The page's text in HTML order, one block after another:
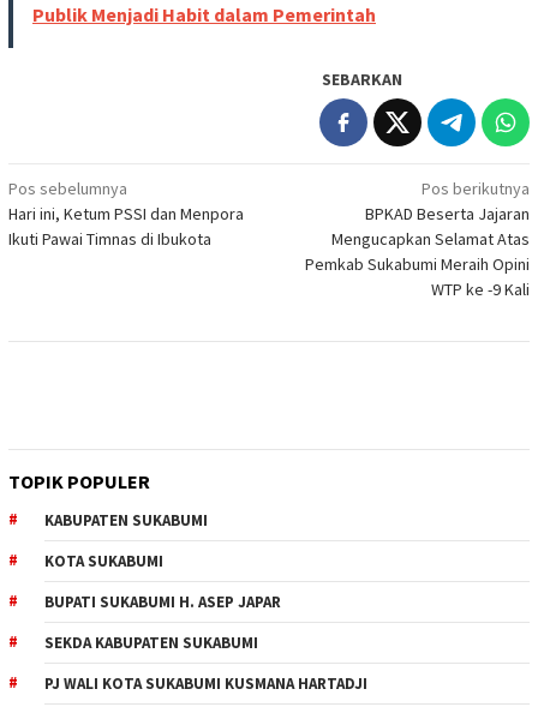
Publik Menjadi Habit dalam Pemerintah
SEBARKAN
Navigasi
pos
Pos sebelumnya
Hari ini, Ketum PSSI dan Menpora
Ikuti Pawai Timnas di Ibukota
Pos berikutnya
BPKAD Beserta Jajaran
Mengucapkan Selamat Atas
Pemkab Sukabumi Meraih Opini
WTP ke -9 Kali
TOPIK POPULER
KABUPATEN SUKABUMI
KOTA SUKABUMI
BUPATI SUKABUMI H. ASEP JAPAR
SEKDA KABUPATEN SUKABUMI
PJ WALI KOTA SUKABUMI KUSMANA HARTADJI